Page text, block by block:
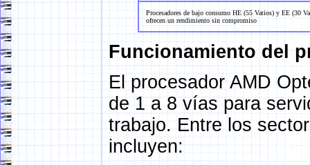
Procesadores de bajo consumo HE (55 Vatios) y EE (30
ofrecen un rendimiento sin compromiso
Funcionamiento del
El procesador AMD
de 1 a 8 vías para
trabajo. Entre los
incluyen: